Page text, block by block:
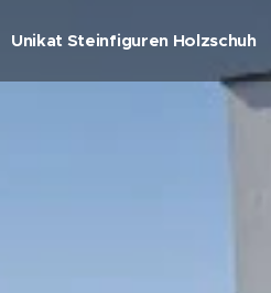
Unikat Steinfiguren Holzschuh